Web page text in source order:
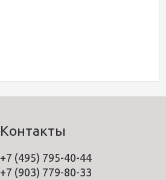
Контакты
+7 (495) 795-40-44
+7 (903) 779-80-33